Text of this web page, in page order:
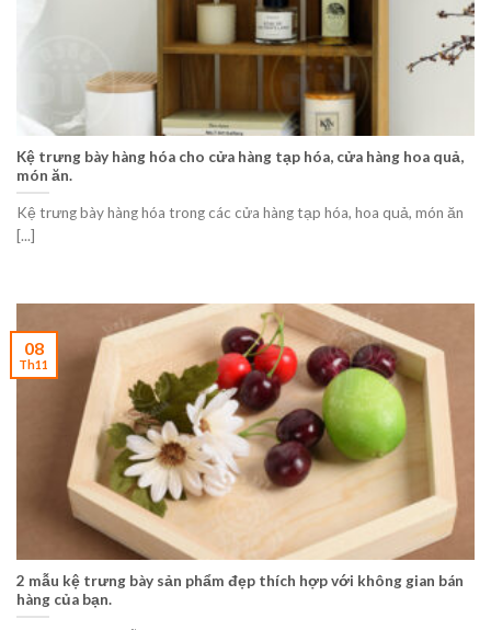
Kệ trưng bày hàng hóa cho cửa hàng tạp hóa, cửa hàng hoa quả,
món ăn.
Kệ trưng bày hàng hóa trong các cửa hàng tạp hóa, hoa quả, món ăn
[...]
2 mẫu kệ trưng bày sản phẩm đẹp thích hợp với không gian bán
hàng của bạn.
08
Th11